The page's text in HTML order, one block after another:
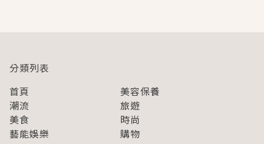
分類列表
首頁
美容保養
潮流
旅遊
美食
時尚
藝能娛樂
購物